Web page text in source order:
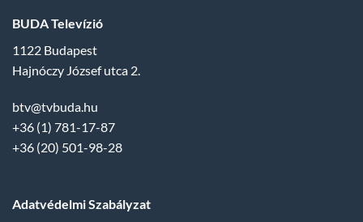
BUDA Televízió
1122 Budapest
Hajnóczy József utca 2.
btv@tvbuda.hu
+36 (1) 781-17-87
+36 (20) 501-98-28
Adatvédelmi Szabályzat